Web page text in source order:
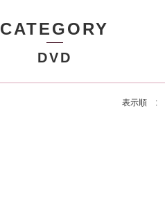
CATEGORY
DVD
表示順 :